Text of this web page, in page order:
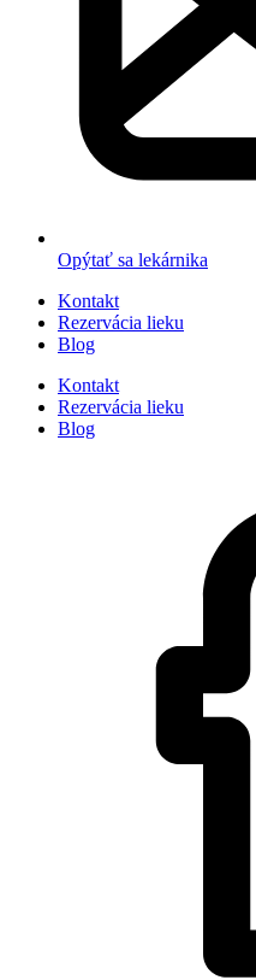
Opýtať sa lekárnika
Kontakt
Rezervácia lieku
Blog
Kontakt
Rezervácia lieku
Blog